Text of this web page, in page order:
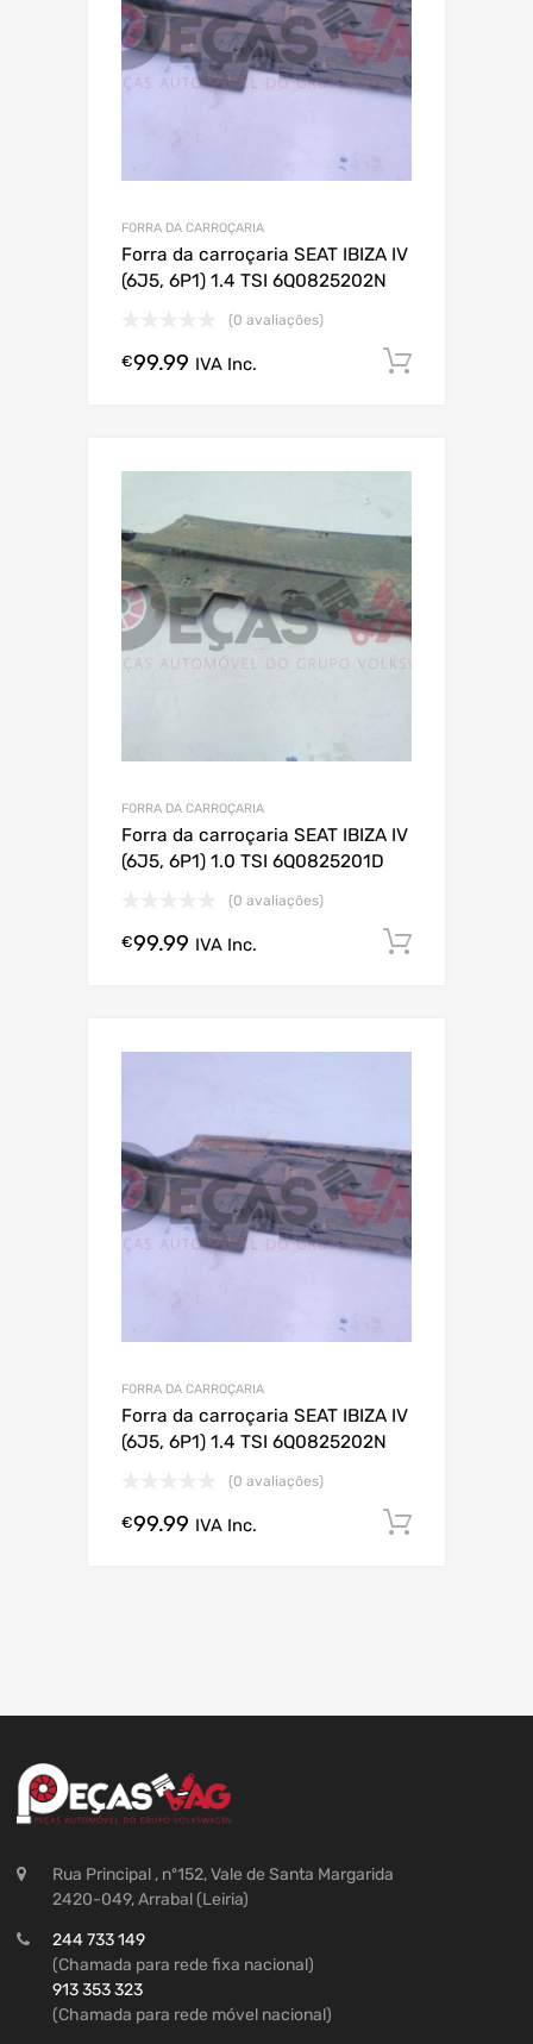
FORRA DA CARROÇARIA
Forra da carroçaria SEAT IBIZA IV
(6J5, 6P1) 1.4 TSI 6Q0825202N
(0 avaliações)
€99.99 IVA Inc.
FORRA DA CARROÇARIA
Forra da carroçaria SEAT IBIZA IV
(6J5, 6P1) 1.0 TSI 6Q0825201D
(0 avaliações)
€99.99 IVA Inc.
FORRA DA CARROÇARIA
Forra da carroçaria SEAT IBIZA IV
(6J5, 6P1) 1.4 TSI 6Q0825202N
(0 avaliações)
€99.99 IVA Inc.
Rua Principal , nº152, Vale de Santa Margarida
2420-049, Arrabal (Leiria)
244 733 149
(Chamada para rede fixa nacional)
913 353 323
(Chamada para rede móvel nacional)